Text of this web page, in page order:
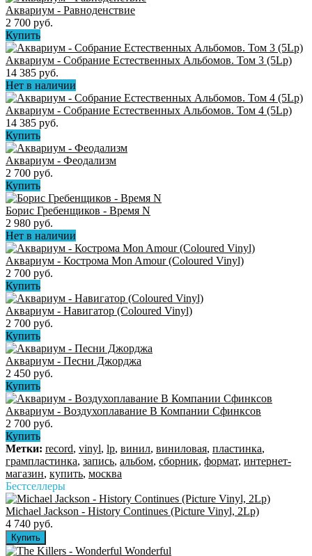
Аквариум - Равноденствие
2 700 руб.
Купить
Аквариум - Собрание Естественных Альбомов. Том 3 (5Lp)
14 385 руб.
Нет в наличии
Аквариум - Собрание Естественных Альбомов. Том 4 (5Lp)
14 385 руб.
Купить
Аквариум - Феодализм
2 700 руб.
Купить
Борис Гребенщиков - Время N
2 980 руб.
Нет в наличии
Аквариум - Кострома Mon Amour (Coloured Vinyl)
2 700 руб.
Купить
Аквариум - Навигатор (Coloured Vinyl)
2 700 руб.
Купить
Аквариум - Песни Джорджа
2 450 руб.
Купить
Аквариум - Воздухоплавание В Компании Сфинксов
2 700 руб.
Купить
Метки: record, vinyl, lp, винил, виниловая, пластинка,
грампластинка, запись, альбом, сборник, формат, интернет-
магазин, купить, москва
Бестселлеры
Michael Jackson - History Continues (Picture Vinyl, 2Lp)
4 740 руб.